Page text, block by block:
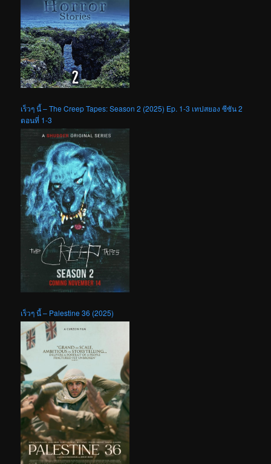
เร็วๆ นี้ – The Creep Tapes: Season 2 (2025) Ep. 1-3 เทปสยอง ซีซัน 2
ตอนที่ 1-3
เร็วๆ นี้ – Palestine 36 (2025)